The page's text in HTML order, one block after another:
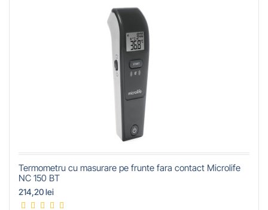
Termometru cu masurare pe frunte fara contact Microlife
NC 150 BT
214,20 lei